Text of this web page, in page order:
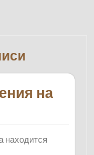
на
находится